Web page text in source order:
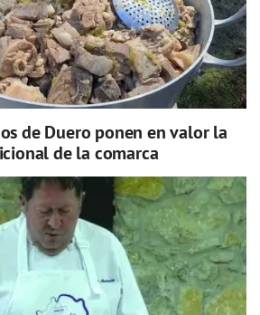
de Duero ponen en valor la
de la comarca